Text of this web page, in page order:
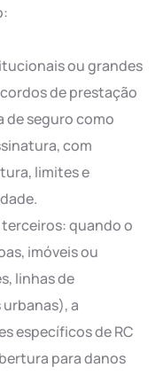
ou grandes
de prestação
de seguro como
com
limites e
quando o
imóveis ou
linhas de
a
específicos de RC
para danos